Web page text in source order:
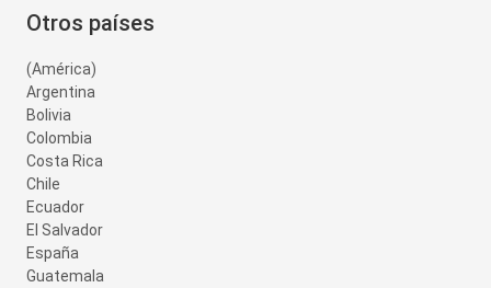
Otros países
(América)
Argentina
Bolivia
Colombia
Costa Rica
Chile
Ecuador
El Salvador
España
Guatemala